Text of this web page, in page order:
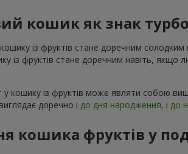
кошик як знак
із фруктів стане доречним
із фруктів стане доречним навіть, якщо
кошику із фруктів може являти собою
доречно і до дня народження, і до
кошика фруктів у